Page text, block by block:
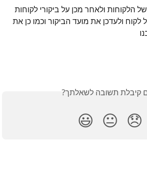
הלקוחות ולאחר מכן על ביקורי לקוחות
לקוח ולעדכן את מועד הביקור וכמו כן את
קיבלת תשובה לשאלתך?
😞
😐
😃